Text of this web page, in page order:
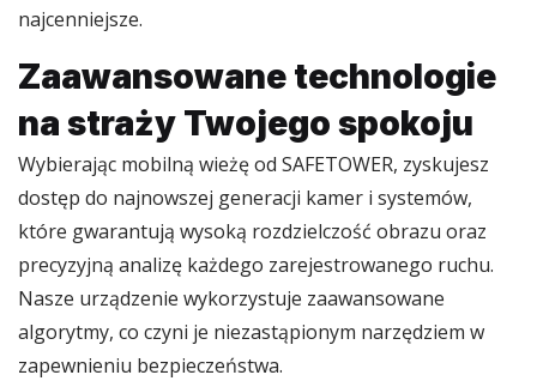
najcenniejsze.
Zaawansowane technologie
na straży Twojego spokoju
Wybierając mobilną wieżę od SAFETOWER, zyskujesz
dostęp do najnowszej generacji kamer i systemów,
które gwarantują wysoką rozdzielczość obrazu oraz
precyzyjną analizę każdego zarejestrowanego ruchu.
Nasze urządzenie wykorzystuje zaawansowane
algorytmy, co czyni je niezastąpionym narzędziem w
zapewnieniu bezpieczeństwa.